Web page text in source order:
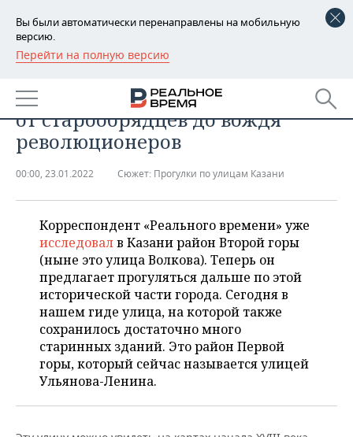
Вы были автоматически перенаправлены на мобильную
версию.
Перейти на полную версию
РЕГИОНЫ
БАШКОРТОСТАН
ТАТАРСТАН
НОВОСТИ
АНАЛИТИКА
ДЕКЛАРАЦИИ О ДОХОДАХ
КОРОЛИ ГОСЗАКАЗА ПФО
ВУЗЫ ТАТАРСТАНА
КОМУ ПРИНАДЛЕЖАТ
ТОРГОВЫЕ ЦЕНТРЫ
ТАТАРСТАНА
НОВОСТИ ЭКОНОМИКИ
ФИНАНСЫ
БАНКИ
БЮДЖЕТ
ИНВЕСТИЦИИ
ПРОМЫШЛЕННОСТЬ
НОВОСТИ
ПРОМЫШЛЕННОСТИ
АГРОПРОМ
МАШИНОСТРОЕНИЕ
НЕФТЕХИМИЯ
ОПК
НЕДВИЖИМОСТЬ
НОВОСТИ НЕДВИЖИМОСТИ
АВТО
НОВОСТИ АВТО
БИЗНЕС
НОВОСТИ БИЗНЕСА
РОЗНИЧНАЯ ТОРГОВЛЯ
ТЕХНОЛОГИИ
НОВОСТИ ТЕХНОЛОГИЙ
МЕРОПРИЯТИЯ
Гид по улице Ульянова-Ленина:
от старообрядцев до вождя
революционеров
00:00, 23.01.2022 Сюжет: Прогулки по улицам Казани
Корреспондент «Реального времени» уже
исследовалв Казани район Второй горы
(ныне это улица Волкова). Теперь он
предлагает прогуляться дальше по этой
исторической части города. Сегодня в
нашем гиде улица, на которой также
сохранилось достаточно много
старинных зданий. Это район Первой
горы, который сейчас называется улицей
Ульянова-Ленина.